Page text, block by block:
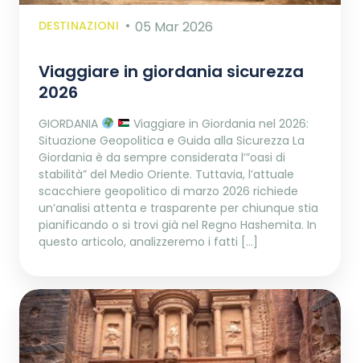
DESTINAZIONI 05 Mar 2026
Viaggiare in giordania sicurezza
2026
GIORDANIA
Viaggiare in Giordania nel 2026:
Situazione Geopolitica e Guida alla Sicurezza La
Giordania è da sempre considerata l’”oasi di
stabilità” del Medio Oriente. Tuttavia, l’attuale
scacchiere geopolitico di marzo 2026 richiede
un’analisi attenta e trasparente per chiunque stia
pianificando o si trovi già nel Regno Hashemita. In
questo articolo, analizzeremo i fatti […]